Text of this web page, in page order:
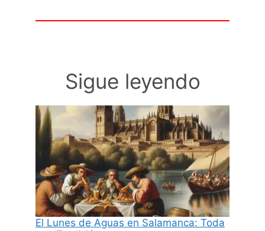
Sigue leyendo
El Lunes de Aguas en Salamanca: Toda